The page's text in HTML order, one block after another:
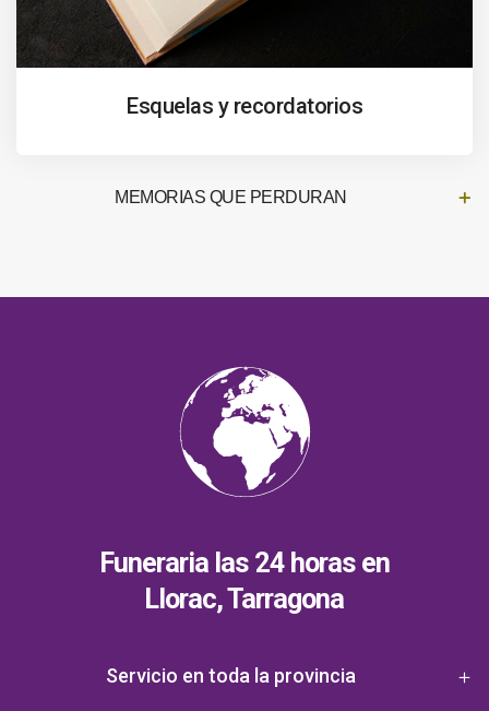
Esquelas y recordatorios
MEMORIAS QUE PERDURAN
Funeraria las 24 horas en
Llorac, Tarragona
Servicio en toda la provincia